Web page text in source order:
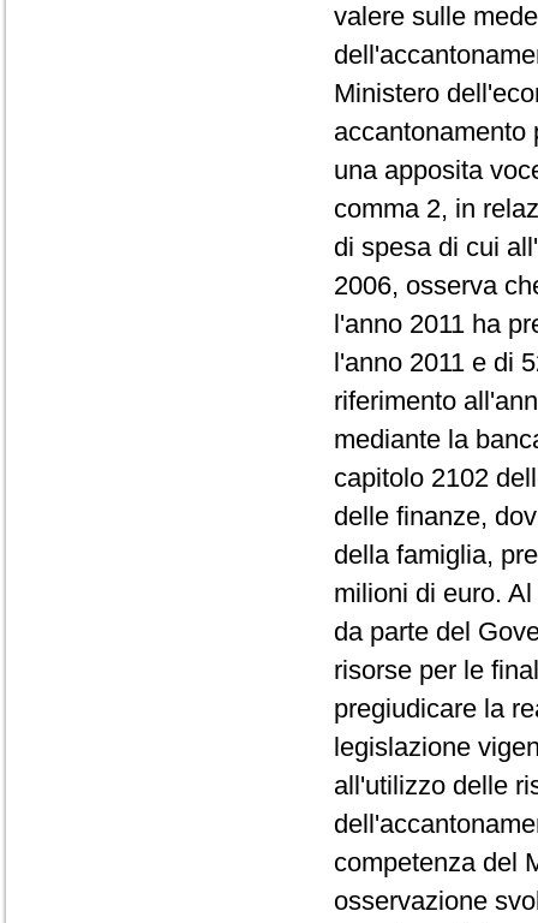
valere sulle
Ministero
accantonamento
una apposita
comma 2, in
di spesa di cui
2006, osserva
l'anno 2011 ha
l'anno 2011 e di
riferimento
mediante la
capitolo 2102
delle finanze,
della famiglia,
milioni di euro.
da parte del
risorse per le
pregiudicare la
legislazione
all'utilizzo delle
competenza del
osservazione